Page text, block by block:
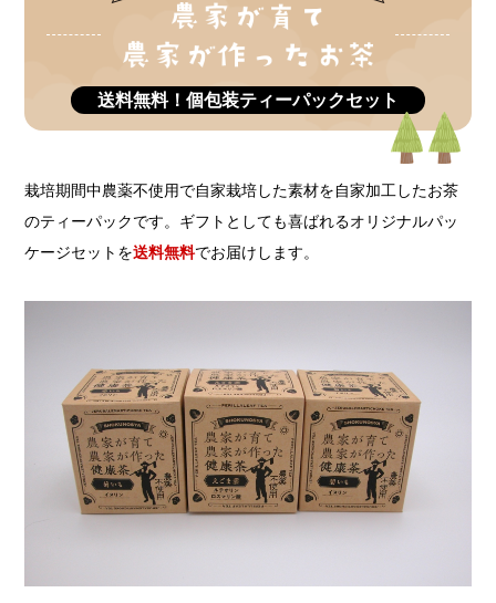
送料無料！個包装ティーパックセット
栽培期間中農薬不使用で自家栽培した素材を自家加工したお茶
のティーパックです。 ギフトとしても喜ばれるオリジナルパッ
ケージセットを送料無料でお届けします。